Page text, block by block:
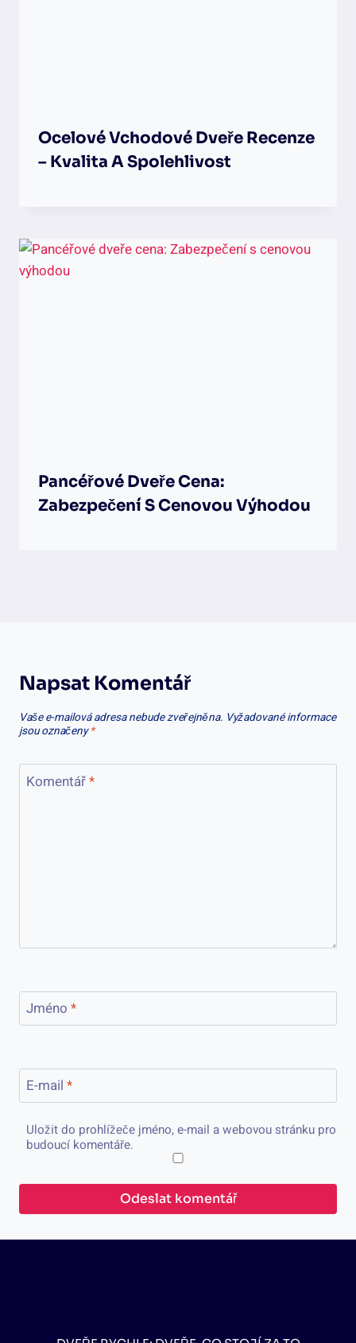
Ocelové Vchodové Dveře Recenze
– Kvalita A Spolehlivost
Pancéřové Dveře Cena:
Zabezpečení S Cenovou Výhodou
Napsat Komentář
Vaše e-mailová adresa nebude zveřejněna. Vyžadované informace
jsou označeny*
Komentář*
Jméno *
E-mail *
Uložit do prohlížeče jméno, e-mail a webovou stránku pro
budoucí komentáře.